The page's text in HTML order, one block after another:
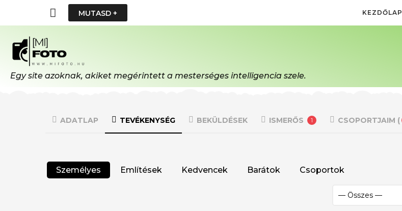
MUTASD + KEZDŐLAP
Egy site azoknak, akiket megérintett a mesterséges intelligencia szele.
ADATLAP TEVÉKENYSÉG BEKÜLDÉSEK ISMERŐS 1 CSOPORTJAIM (
Személyes Említések Kedvencek Barátok Csoportok